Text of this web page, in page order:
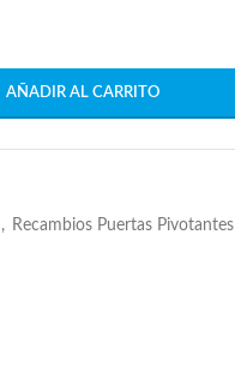
AÑADIR AL CARRITO
, Recambios Puertas Pivotantes